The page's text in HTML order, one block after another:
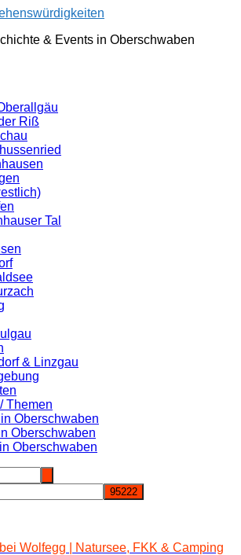
& Events in Oberschwaben
Riß
Tal
& Linzgau
Themen
Oberschwaben
Oberschwaben
Oberschwaben
Wolfegg | Natursee, FKK & Camping